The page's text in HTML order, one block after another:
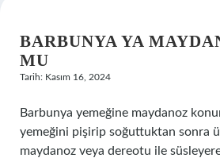
BARBUNYA YA
MU
Tarih: Kasım 16, 2024
Barbunya yemeğine maydanoz
yemeğini pişirip soğuttuktan sonra
maydanoz veya dereotu ile